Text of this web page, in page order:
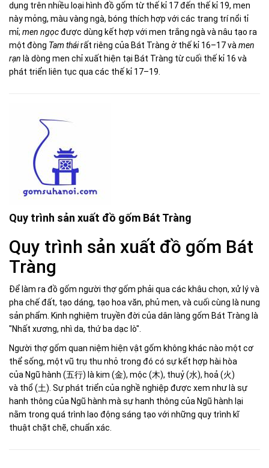
dụng trên nhiều loại hình đồ gốm từ thế kỉ 17 đến thế kỉ 19, men
này mỏng, màu vàng ngà, bóng thích hợp với các trang trí nổi tỉ
mỉ; men ngọcđược dùng kết hợp với men trắng ngà và nâu tạo ra
một đòng Tam tháirất riêng của Bát Tràng ở thế kỉ 16–17 vàmen
rạn là dòng men chỉ xuất hiện tại Bát Tràng từ cuối thế kỉ 16 và
phát triển liên tục qua các thế kỉ 17–19.
Quy trình sản xuất đồ gốm Bát Tràng
Quy trình sản xuất đồ gốm Bát
Tràng
Để làm ra đồ gốm người thợ gốm phải qua các khâu chọn, xử lý và
pha chế đất, tạo dáng, tạo hoa văn, phủ men, và cuối cùng là nung
sản phẩm. Kinh nghiệm truyền đời của dân làng gốm Bát Tràng là
"Nhất xương, nhì da, thứ ba dạc lò".
Người thợ gốm quan niệm hiện vật gốm không khác nào một cơ
thể sống, một vũ trụ thu nhỏ trong đó có sự kết hợp hài hòa
của Ngũ hành (五行) là kim (金), mộc (木), thuỷ (水), hoả (火)
và thổ (土). Sự phát triển của nghề nghiệp được xem như là sự
hanh thông của Ngũ hành mà sự hanh thông của Ngũ hành lại
nằm trong quá trình lao động sáng tạo với những quy trình kĩ
thuật chặt chẽ, chuẩn xác.